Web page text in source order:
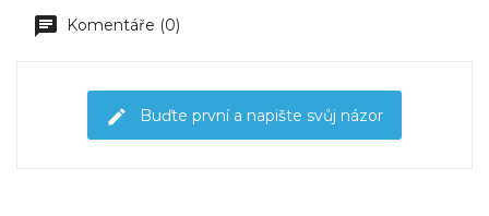
Komentáře (0)
Buďte první a napište svůj názor